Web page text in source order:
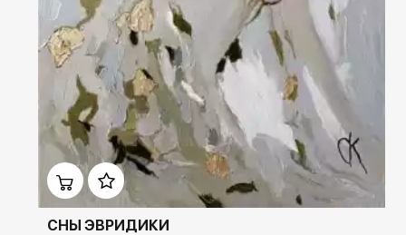
Домен: ekb.rakovgallery.ru
СНЫ ЭВРИДИКИ